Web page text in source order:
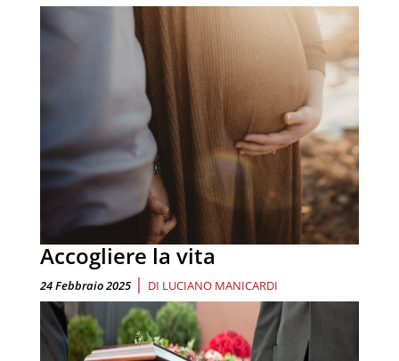
Accogliere la vita
24 Febbraio 2025 | DI LUCIANO MANICARDI